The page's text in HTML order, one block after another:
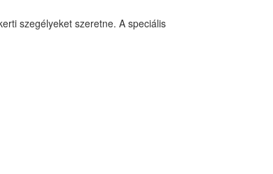
szegélyeket szeretne. A speciális